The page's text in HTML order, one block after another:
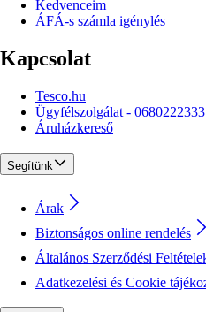
Kedvenceim
ÁFÁ-s számla igénylés
Kapcsolat
Tesco.hu
Ügyfélszolgálat - 0680222333
Áruházkereső
Segítünk
Árak
Biztonságos online rendelés
Általános Szerződési
Adatkezelési és Cookie